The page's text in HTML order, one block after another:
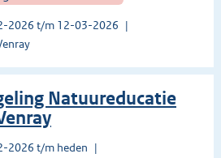
2026 t/m 12-03-2026
Natuureducatie
2026 t/m heden